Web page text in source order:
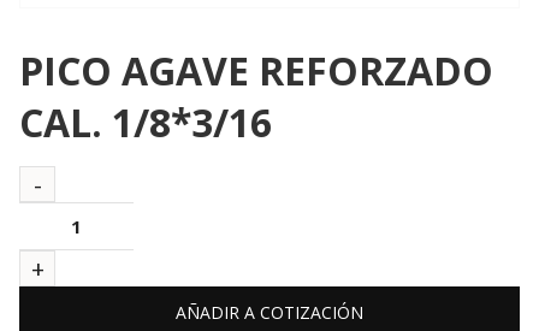
PICO AGAVE REFORZADO
CAL. 1/8*3/16
AÑADIR A COTIZACIÓN